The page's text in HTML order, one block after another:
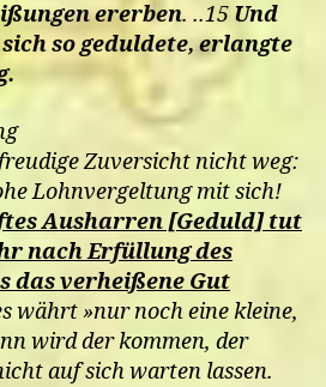
ererben. ..15 Und
so geduldete, erlangte
Zuversicht nicht weg:
Lohnvergeltung mit sich!
Ausharren [Geduld] tut
nach Erfüllung des
das verheißene Gut
währt »nur noch eine kleine,
wird der kommen, der
auf sich warten lassen.